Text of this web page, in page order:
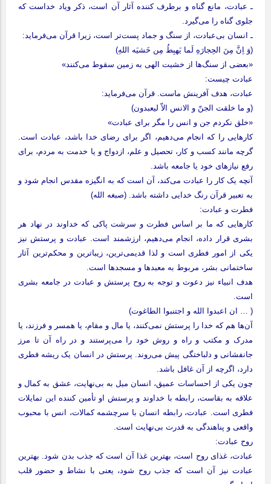
ـ عبادت، مانع گناه و برطرف کننده آثار آن است، ذکر ویاد خداست که
جلوی گناه را می‌گیرد.
ـ انسان بی‌عبادت، از سنگ و جماد پست‌تر است، زیرا قرآن می‌فرماید:
(وَ اِنَّ مِنَ الحِجارَهِ لَما یَهبِطُ مِن خَشیَه اللهِ)
«بعضی از سنگ‌ها از خشیت الهی به زمین سقوط می‌کنند»
عبادت چیست:
عبادت، هدف آفرینش ماست. قرآن می‌فرماید:
(و ما خلقت الجنّ و الانس الاّ لیعبدون)
«خلق نکردم جن و انس را مگر برای عبادت»
کارهایی را که انجام می‌دهیم، اگر برای رضای خدا باشد، عبادت است.
گرچه مانند کسب و کار، تحصیل و علم، ازدواج و یا خدمت به مردم، برای
رفع نیازهای خود یا جامعه باشد.
آنچه یک کار را عبادت می‌کند، آن است که به انگیزه مقدس انجام شود و
به تعبیر قرآن رنگ خدایی داشته باشد. (صبغه الله)
فطرت و عبادت:
کارهایی که ما بر اساس فطرت و سرشت پاکی که خداوند در نهاد هر
بشری قرار داده، انجام می‌دهیم، ارزشمند است. عبادت و پرستش نیز
یکی از امور فطری است و لذا قدیمی‌ترین، زیباترین و محکم‌ترین آثار
ساختمانی بشر، مربوط به معبدها و مسجدها است.
هدف انبیاء نیز دعوت و توجه به روح پرستش و عبادت در جامعه بشری
است.
( … ان اعبدوا الله و اجتنبوا الطاغوت)
آن‌ها هم که خدا را پرستش نمی‌کنند، یا مال و مقام، یا همسر و فرزند، یا
مدرک و مکتب و راه و روش خود را می‌پرستند و در راه آن تا مرز
جانفشانی و دلباختگی پیش می‌روند. پرستش در انسان یک ریشه فطری
دارد، اگرچه از آن غافل باشد.
چون یکی از احساسات عمیق، انسان میل به بی‌نهایت، عشق به کمال و
علاقه به بقاست، رابطه با خداوند و پرستش او تأمین کننده این تمایلات
فطری است. عبادت، رابطه انسان با سرچشمه کمالات، انس با محبوب
واقعی و پناهندگی به قدرت بی‌نهایت است.
روح عبادت:
عبادت، غذای روح است، بهترین غذا آن است که جذب بدن شود. بهترین
عبادت نیز آن است که جذب روح شود، یعنی با نشاط و حضور قلب